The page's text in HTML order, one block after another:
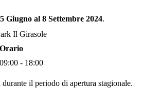
Giugno al 8 Settembre 2024.
Il Girasole
Orario
09:00 - 18:00
il periodo di apertura stagionale.